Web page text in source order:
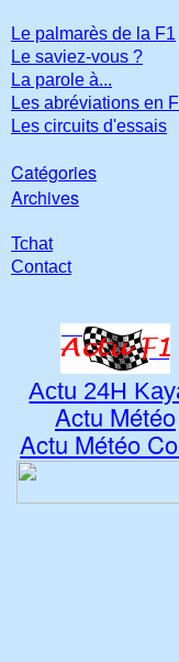
Le palmarès de la F1
Le saviez-vous ?
La parole à...
Les abréviations en
Les circuits d'essais
Catégories
Archives
Tchat
Contact
Actu 24H
Actu Météo
Actu Météo